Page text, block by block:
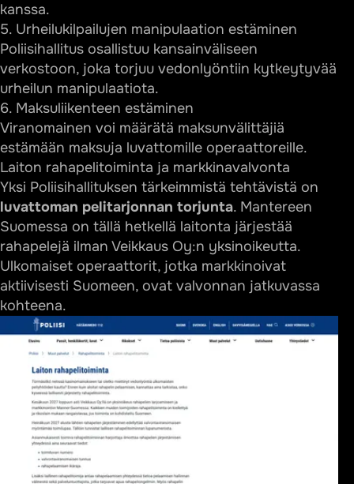
kanssa.
5. Urheilukilpailujen manipulaation estäminen
Poliisihallitus osallistuu kansainväliseen
verkostoon, joka torjuu vedonlyöntiin kytkeytyvää
urheilun manipulaatiota.
6. Maksuliikenteen estäminen
Viranomainen voi määrätä maksunvälittäjiä
estämään maksuja luvattomille operaattoreille.
Laiton rahapelitoiminta ja markkinavalvonta
Yksi Poliisihallituksen tärkeimmistä tehtävistä on
luvattoman pelitarjonnan torjunta. Mantereen
Suomessa on tällä hetkellä laitonta järjestää
rahapelejä ilman Veikkaus Oy:n yksinoikeutta.
Ulkomaiset operaattorit, jotka markkinoivat
aktiivisesti Suomeen, ovat valvonnan jatkuvassa
kohteena.